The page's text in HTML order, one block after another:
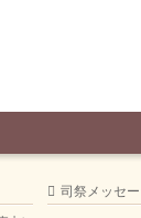
司祭メッセ